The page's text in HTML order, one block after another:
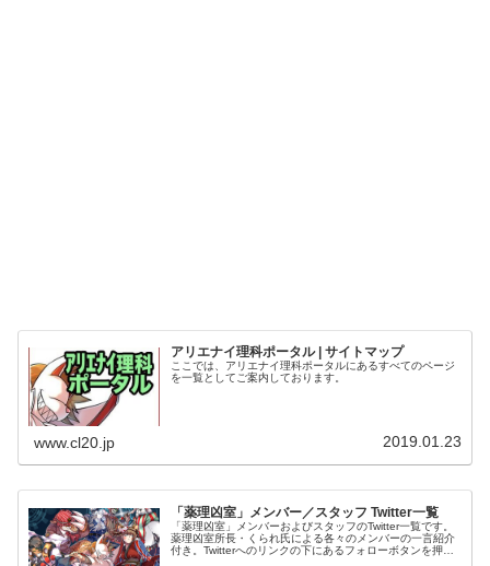
アリエナイ理科ポータル | サイトマップ
ここでは、アリエナイ理科ポータルにあるすべてのページ
を一覧としてご案内しております。
www.cl20.jp 2019.01.23
「薬理凶室」メンバー／スタッフ Twitter一覧
「薬理凶室」メンバーおよびスタッフのTwitter一覧です。
薬理凶室所長・くられ氏による各々のメンバーの一言紹介
付き。Twitterへのリンクの下にあるフォローボタンを押す